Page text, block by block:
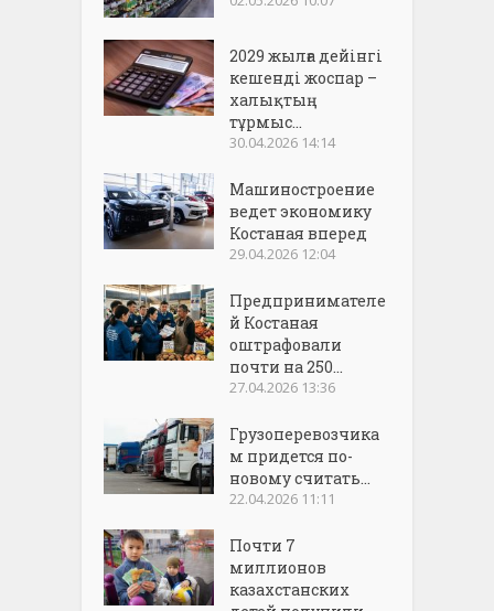
2029 жылға дейінгі
кешенді жоспар –
халықтың
тұрмыс...
30.04.2026 14:14
Машиностроение
ведет экономику
Костаная вперед
29.04.2026 12:04
Предпринимателе
й Костаная
оштрафовали
почти на 250...
27.04.2026 13:36
Грузоперевозчика
м придется по-
новому считать...
22.04.2026 11:11
Почти 7
миллионов
казахстанских